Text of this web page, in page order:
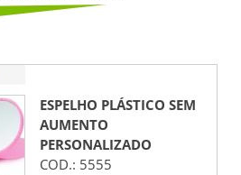
ESPELHO PLÁSTICO SEM
AUMENTO
PERSONALIZADO
COD.: 5555